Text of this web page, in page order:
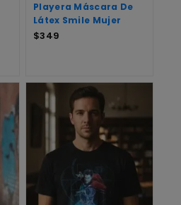
Playera Máscara De
Látex Smile Mujer
$349